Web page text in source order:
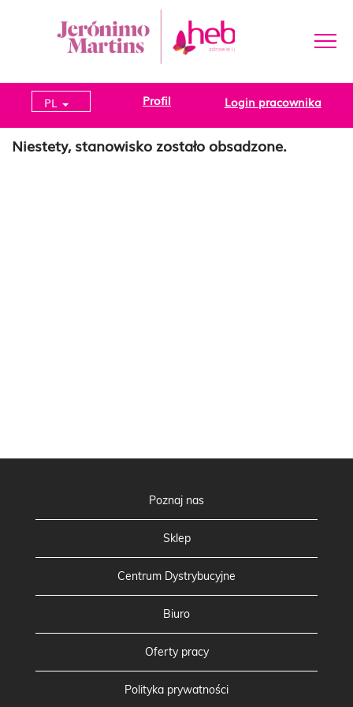
PL Profil Login pracownika
Niestety, stanowisko zostało obsadzone.
Poznaj nas
Sklep
Centrum Dystrybucyjne
Biuro
Oferty pracy
Polityka prywatności